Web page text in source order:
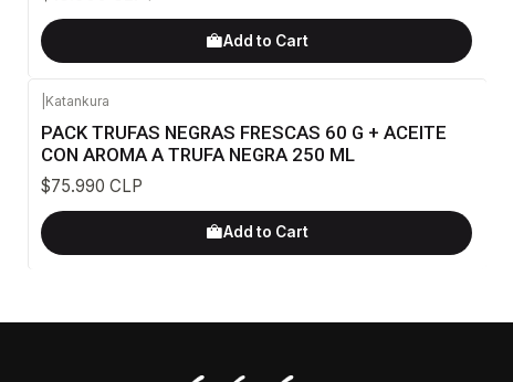
Add to Cart
Katankura
PACK TRUFAS NEGRAS FRESCAS 60 G + ACEITE
CON AROMA A TRUFA NEGRA 250 ML
$75.990 CLP
Add to Cart